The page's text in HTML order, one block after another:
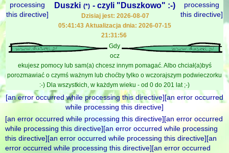
processing
this directive]
Duszki (*) - czyli "Duszkowo" :-)
Dzisiaj jest: 2026-08-07
05:41:43 Aktualizacja dnia: 2026-07-15
21:31:56
processing
this directive]
Gdy
ocz
ekujesz pomocy lub sam(a) chcesz innym pomagać. Albo chciał(a)byś
porozmawiać o czymś ważnym lub choćby tylko o wczorajszym podwieczorku
:-) Dla wszystkich, w każdym wieku - od 0 do 201 lat ;-)
[an error occurred while processing this directive][an error occurred
while processing this directive]
[an error occurred while processing this directive][an error occurred
while processing this directive][an error occurred while processing
this directive][an error occurred while processing this directive][an
error occurred while processing this directive][an error occurred